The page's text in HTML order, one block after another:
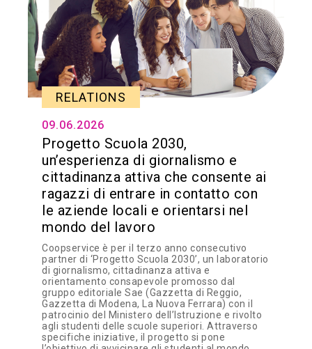
RELATIONS
09.06.2026
Progetto Scuola 2030,
un’esperienza di giornalismo e
cittadinanza attiva che consente ai
ragazzi di entrare in contatto con
le aziende locali e orientarsi nel
mondo del lavoro
Coopservice è per il terzo anno consecutivo
partner di ‘Progetto Scuola 2030’, un laboratorio
di giornalismo, cittadinanza attiva e
orientamento consapevole promosso dal
gruppo editoriale Sae (Gazzetta di Reggio,
Gazzetta di Modena, La Nuova Ferrara) con il
patrocinio del Ministero dell’Istruzione e rivolto
agli studenti delle scuole superiori. Attraverso
specifiche iniziative, il progetto si pone